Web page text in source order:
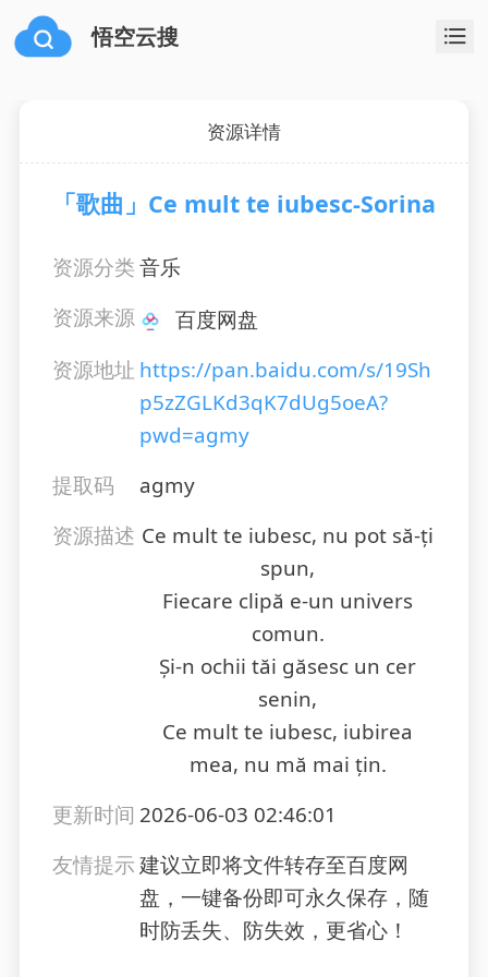
悟空云搜
资源详情
「歌曲」Ce mult te iubesc-Sorina
资源分类音乐
资源来源
百度网盘
资源地址 https://pan.baidu.com/s/19Sh
p5zZGLKd3qK7dUg5oeA?
pwd=agmy
提取码
agmy
资源描述 Ce mult te iubesc, nu pot să-ți
spun,
Fiecare clipă e-un univers
comun.
Și-n ochii tăi găsesc un cer
senin,
Ce mult te iubesc, iubirea
mea, nu mă mai țin.
更新时间 2026-06-03 02:46:01
友情提示建议立即将文件转存至百度网
盘，一键备份即可永久保存，随
时防丢失、防失效，更省心！